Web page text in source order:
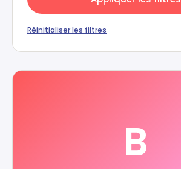
Réinitialiser les filtres
B